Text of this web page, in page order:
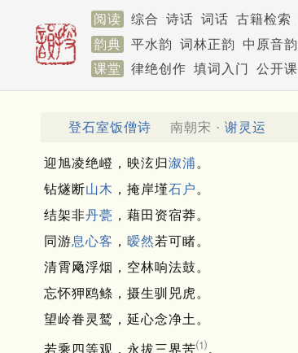
阅读 综合 诗话 词话 古籍检索
韵典
平水韵 词林正韵 中原音韵
课堂
律绝创作 填词入门 公开课
登石室饭僧诗 南朝宋 · 谢灵运
迎旭凌绝嶝，映泫归溆浦 。
钻燧断山木 ，掩岸墐石户 。
结架非丹甍 ，藉田资宿莽。
同游息心客 ， 暧然若可睹。
清霄飏浮烟，空林响法鼓。
忘怀狎鸥鲦，摄生驯兕虎。
望岭眷灵鹫，延心念净土。
若乘四等观，永拔三界苦⑴。